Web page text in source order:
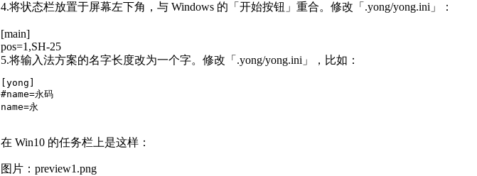
4.将状态栏放置于屏幕左下角，与 Windows 的「开始按钮」重合。修改「.yong/yong.ini」：
[main]
pos=1,SH-25
5.将输入法方案的名字长度改为一个字。修改「.yong/yong.ini」，比如：
[yong]
#name=永码
name=永
在 Win10 的任务栏上是这样：
图片：preview1.png